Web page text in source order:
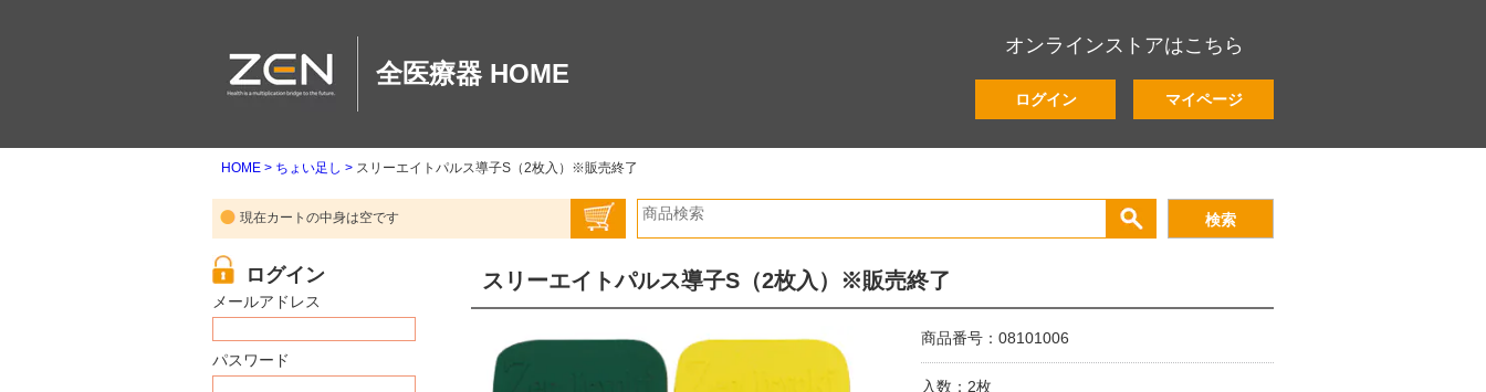
全医療器 HOME
オンラインストアはこちら
ログイン マイページ
HOME ちょい足し スリーエイトパルス導子S（2枚入）※販売終了
現在カートの中身は空です
スリーエイトパルス導子S（2枚入）※販売終了
商品番号：08101006
入数：2枚
メールアドレス
パスワード